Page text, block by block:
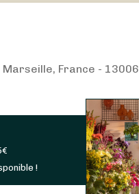
Marseille, France - 13006
€
!